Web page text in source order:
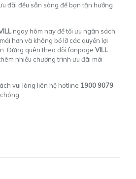
đãi đều sẵn sàng để bạn tận hưởng
ngay hôm nay để tối ưu ngân sách,
hơn và không bỏ lỡ các quyền lợi
Đừng quên theo dõi fanpage VILL
nhiều chương trình ưu đãi mới
vui lòng liên hệ hotline 1900 9079